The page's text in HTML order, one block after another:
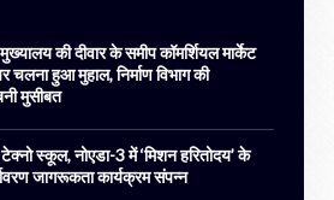
की दीवार के समीप कॉमर्शियल मार्केट
हुआ मुहाल, निर्माण विभाग की
मुसीबत
स्कूल, नोएडा-3 में ‘मिशन हरितोदय’ के
जागरूकता कार्यक्रम संपन्न